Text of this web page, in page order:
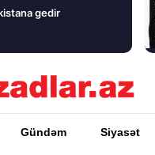
gedir
Gündəm Siyasət